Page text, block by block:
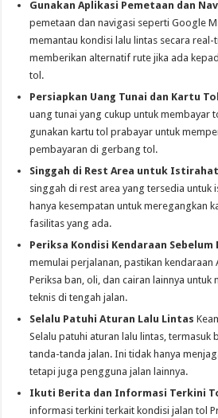
Gunakan Aplikasi Pemetaan dan
pemetaan dan navigasi seperti Google
memantau kondisi lalu lintas secara
memberikan alternatif rute jika ada
tol.
Persiapkan Uang Tunai dan Kartu Tol
uang tunai yang cukup untuk membayar
gunakan kartu tol prabayar untuk
pembayaran di gerbang tol.
Singgah di Rest Area untuk Istirahat
singgah di rest area yang tersedia untuk
hanya kesempatan untuk meregangkan
fasilitas yang ada.
Periksa Kondisi Kendaraan Sebelum
memulai perjalanan, pastikan kendaraan
Periksa ban, oli, dan cairan lainnya untuk
teknis di tengah jalan.
Selalu Patuhi Aturan Lalu Lintas
Selalu patuhi aturan lalu lintas, termasuk
tanda-tanda jalan. Ini tidak hanya
tetapi juga pengguna jalan lainnya.
Ikuti Berita dan Informasi Terkini
informasi terkini terkait kondisi jalan tol